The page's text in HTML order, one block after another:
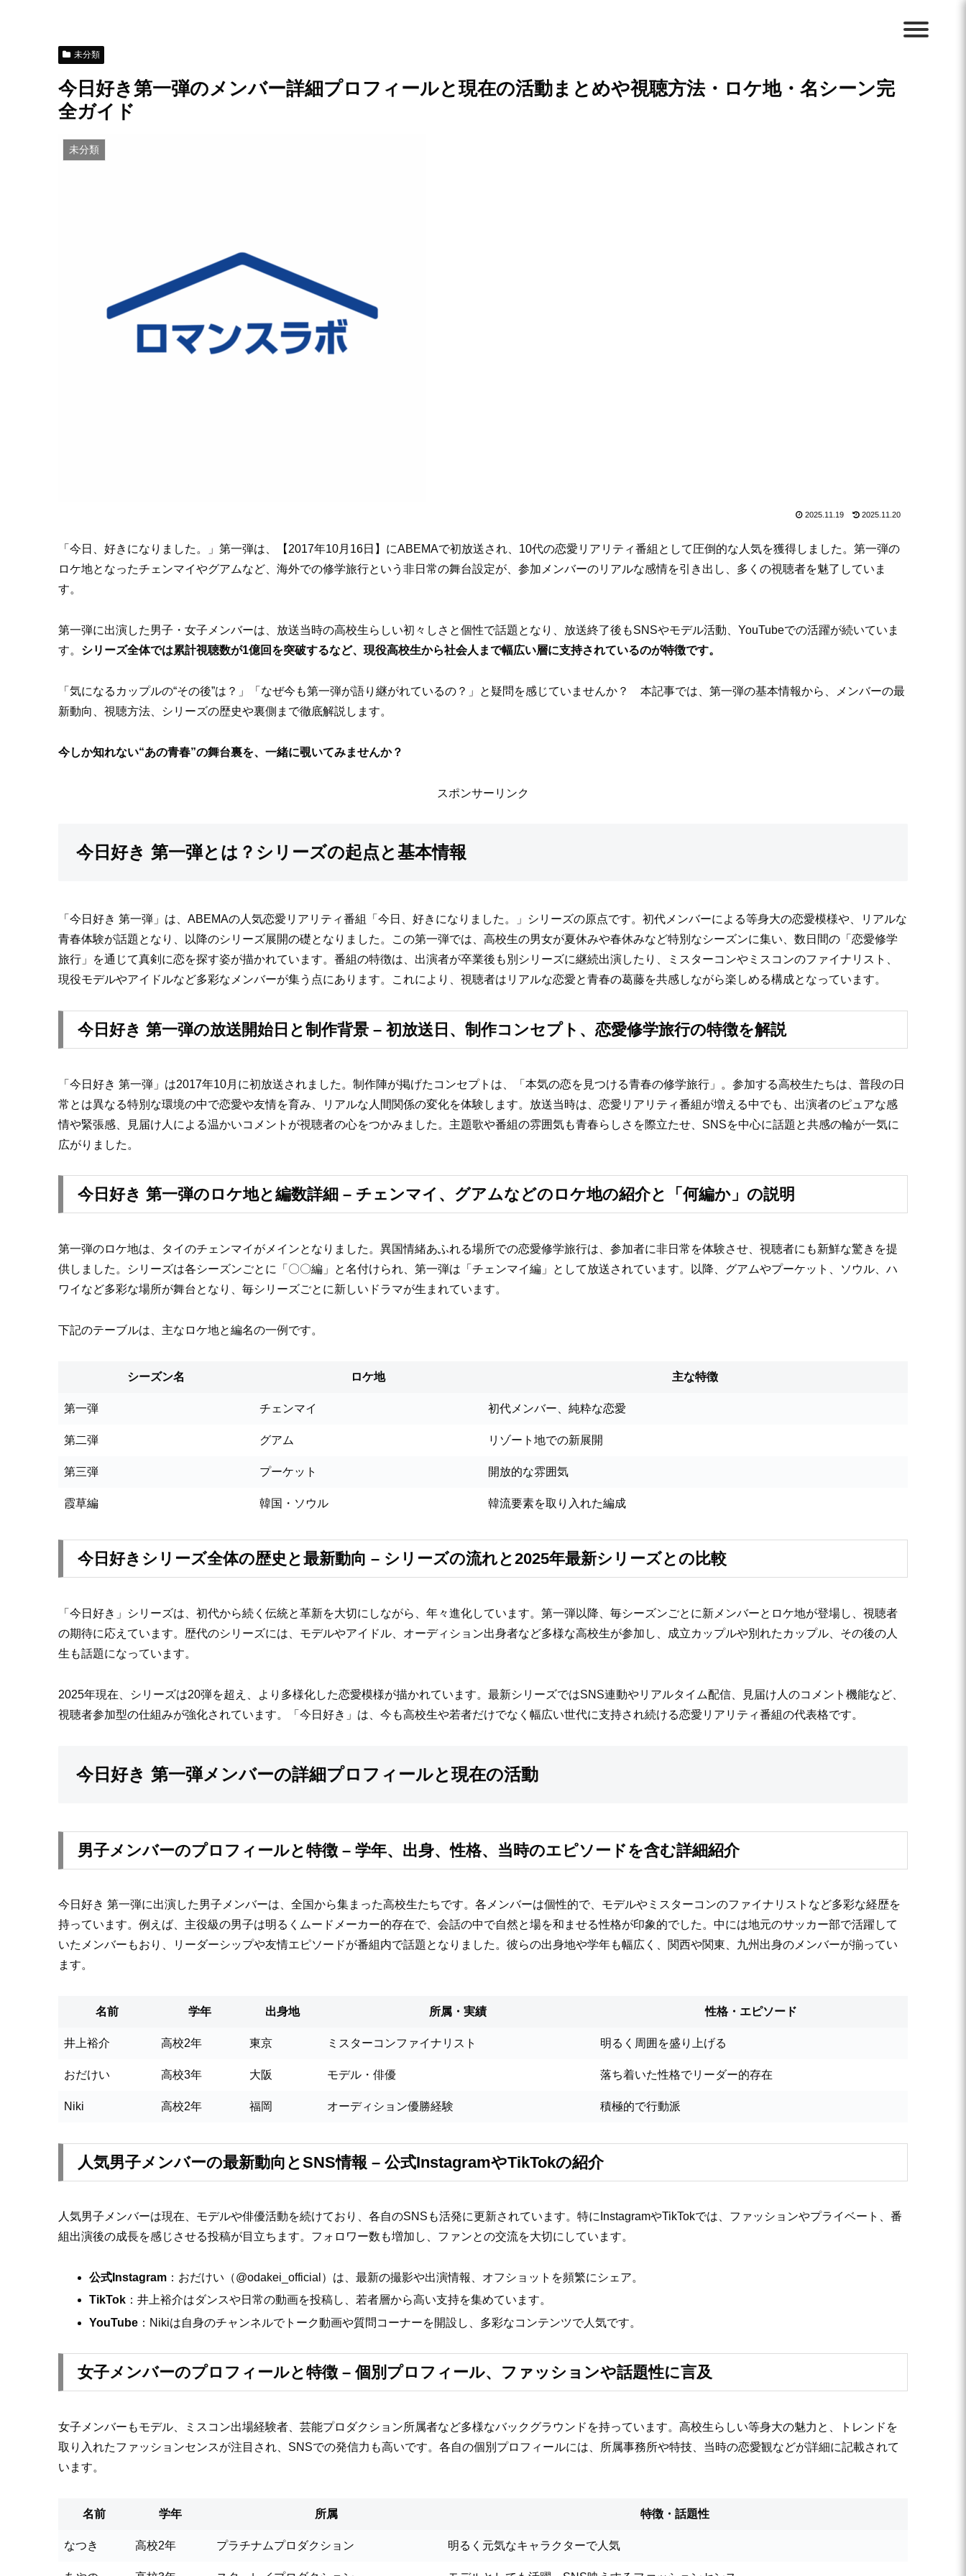
未分類
今日好き第一弾のメンバー詳細プロフィールと現在の活動まとめや視聴方法・ロケ地・名シーン完
全ガイド
未分類
2025.11.19 2025.11.20
「今日、好きになりました。」第一弾は、【2017年10月16日】にABEMAで初放送され、10代の恋愛リアリティ番組として圧倒的な人気を獲得しました。第一弾の
ロケ地となったチェンマイやグアムなど、海外での修学旅行という非日常の舞台設定が、参加メンバーのリアルな感情を引き出し、多くの視聴者を魅了していま
す。
第一弾に出演した男子・女子メンバーは、放送当時の高校生らしい初々しさと個性で話題となり、放送終了後もSNSやモデル活動、YouTubeでの活躍が続いていま
す。 シリーズ全体では累計視聴数が1億回を突破するなど、現役高校生から社会人まで幅広い層に支持されているのが特徴です。
「気になるカップルの“その後”は？」「なぜ今も第一弾が語り継がれているの？」と疑問を感じていませんか？ 本記事では、第一弾の基本情報から、メンバーの最
新動向、視聴方法、シリーズの歴史や裏側まで徹底解説します。
今しか知れない“あの青春”の舞台裏を、一緒に覗いてみませんか？
スポンサーリンク
今日好き 第一弾とは？シリーズの起点と基本情報
「今日好き 第一弾」は、ABEMAの人気恋愛リアリティ番組「今日、好きになりました。」シリーズの原点です。初代メンバーによる等身大の恋愛模様や、リアルな
青春体験が話題となり、以降のシリーズ展開の礎となりました。この第一弾では、高校生の男女が夏休みや春休みなど特別なシーズンに集い、数日間の「恋愛修学
旅行」を通じて真剣に恋を探す姿が描かれています。番組の特徴は、出演者が卒業後も別シリーズに継続出演したり、ミスターコンやミスコンのファイナリスト、
現役モデルやアイドルなど多彩なメンバーが集う点にあります。これにより、視聴者はリアルな恋愛と青春の葛藤を共感しながら楽しめる構成となっています。
今日好き 第一弾の放送開始日と制作背景 – 初放送日、制作コンセプト、恋愛修学旅行の特徴を解説
「今日好き 第一弾」は2017年10月に初放送されました。制作陣が掲げたコンセプトは、「本気の恋を見つける青春の修学旅行」。参加する高校生たちは、普段の日
常とは異なる特別な環境の中で恋愛や友情を育み、リアルな人間関係の変化を体験します。放送当時は、恋愛リアリティ番組が増える中でも、出演者のピュアな感
情や緊張感、見届け人による温かいコメントが視聴者の心をつかみました。主題歌や番組の雰囲気も青春らしさを際立たせ、SNSを中心に話題と共感の輪が一気に
広がりました。
今日好き 第一弾のロケ地と編数詳細 – チェンマイ、グアムなどのロケ地の紹介と「何編か」の説明
第一弾のロケ地は、タイのチェンマイがメインとなりました。異国情緒あふれる場所での恋愛修学旅行は、参加者に非日常を体験させ、視聴者にも新鮮な驚きを提
供しました。シリーズは各シーズンごとに「〇〇編」と名付けられ、第一弾は「チェンマイ編」として放送されています。以降、グアムやプーケット、ソウル、ハ
ワイなど多彩な場所が舞台となり、毎シリーズごとに新しいドラマが生まれています。
下記のテーブルは、主なロケ地と編名の一例です。
シーズン名 ロケ地 主な特徴
第一弾 チェンマイ 初代メンバー、純粋な恋愛
第二弾 グアム リゾート地での新展開
第三弾 プーケット 開放的な雰囲気
霞草編 韓国・ソウル 韓流要素を取り入れた編成
今日好きシリーズ全体の歴史と最新動向 – シリーズの流れと2025年最新シリーズとの比較
「今日好き」シリーズは、初代から続く伝統と革新を大切にしながら、年々進化しています。第一弾以降、毎シーズンごとに新メンバーとロケ地が登場し、視聴者
の期待に応えています。歴代のシリーズには、モデルやアイドル、オーディション出身者など多様な高校生が参加し、成立カップルや別れたカップル、その後の人
生も話題になっています。
2025年現在、シリーズは20弾を超え、より多様化した恋愛模様が描かれています。最新シリーズではSNS連動やリアルタイム配信、見届け人のコメント機能など、
視聴者参加型の仕組みが強化されています。「今日好き」は、今も高校生や若者だけでなく幅広い世代に支持され続ける恋愛リアリティ番組の代表格です。
今日好き 第一弾メンバーの詳細プロフィールと現在の活動
男子メンバーのプロフィールと特徴 – 学年、出身、性格、当時のエピソードを含む詳細紹介
今日好き 第一弾に出演した男子メンバーは、全国から集まった高校生たちです。各メンバーは個性的で、モデルやミスターコンのファイナリストなど多彩な経歴を
持っています。例えば、主役級の男子は明るくムードメーカー的存在で、会話の中で自然と場を和ませる性格が印象的でした。中には地元のサッカー部で活躍して
いたメンバーもおり、リーダーシップや友情エピソードが番組内で話題となりました。彼らの出身地や学年も幅広く、関西や関東、九州出身のメンバーが揃ってい
ます。
名前 学年 出身地 所属・実績 性格・エピソード
井上裕介 高校2年 東京 ミスターコンファイナリスト 明るく周囲を盛り上げる
おだけい 高校3年 大阪 モデル・俳優 落ち着いた性格でリーダー的存在
Niki 高校2年 福岡 オーディション優勝経験 積極的で行動派
人気男子メンバーの最新動向とSNS情報 – 公式InstagramやTikTokの紹介
人気男子メンバーは現在、モデルや俳優活動を続けており、各自のSNSも活発に更新されています。特にInstagramやTikTokでは、ファッションやプライベート、番
組出演後の成長を感じさせる投稿が目立ちます。フォロワー数も増加し、ファンとの交流を大切にしています。
公式Instagram ：おだけい（@odakei_official）は、最新の撮影や出演情報、オフショットを頻繁にシェア。
TikTok ：井上裕介はダンスや日常の動画を投稿し、若者層から高い支持を集めています。
YouTube ：Nikiは自身のチャンネルでトーク動画や質問コーナーを開設し、多彩なコンテンツで人気です。
女子メンバーのプロフィールと特徴 – 個別プロフィール、ファッションや話題性に言及
女子メンバーもモデル、ミスコン出場経験者、芸能プロダクション所属者など多様なバックグラウンドを持っています。高校生らしい等身大の魅力と、トレンドを
取り入れたファッションセンスが注目され、SNSでの発信力も高いです。各自の個別プロフィールには、所属事務所や特技、当時の恋愛観などが詳細に記載されて
います。
名前 学年 所属 特徴・話題性
なつき 高校2年 プラチナムプロダクション 明るく元気なキャラクターで人気